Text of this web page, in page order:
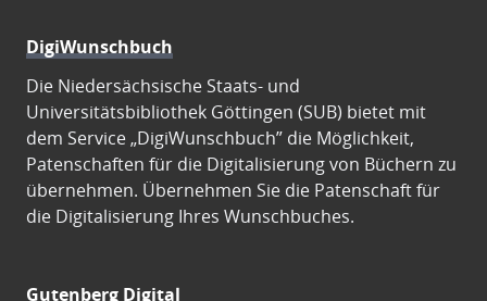
DigiWunschbuch
Die Niedersächsische Staats- und
Universitätsbibliothek Göttingen (SUB) bietet mit
dem Service „DigiWunschbuch” die Möglichkeit,
Patenschaften für die Digitalisierung von Büchern zu
übernehmen. Übernehmen Sie die Patenschaft für
die Digitalisierung Ihres Wunschbuches.
Gutenberg Digital